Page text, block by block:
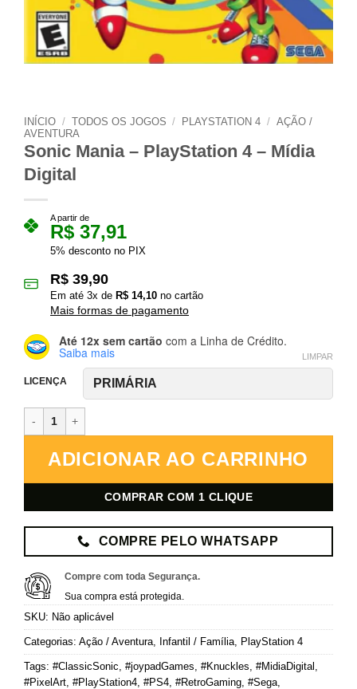
INÍCIO / TODOS OS JOGOS / PLAYSTATION 4 / AÇÃO /
AVENTURA
Sonic Mania – PlayStation 4 – Mídia
Digital
A partir de
R$ 37,91
5% desconto no PIX
R$ 39,90
Em até 3x de R$ 14,10 no cartão
Mais formas de pagamento
Até 12x sem cartão com a Linha de Crédito.
Saiba mais
LICENÇA
LIMPAR
ADICIONAR AO CARRINHO
COMPRAR COM 1 CLIQUE
COMPRE PELO WHATSAPP
Compre com toda Segurança.
Sua compra está protegida.
SKU: Não aplicável
Categorias: Ação / Aventura Infantil / Família PlayStation 4
Tags: #ClassicSonic #joypadGames #Knuckles #MidiaDigital
#PixelArt #PlayStation4 #PS4 #RetroGaming #Sega